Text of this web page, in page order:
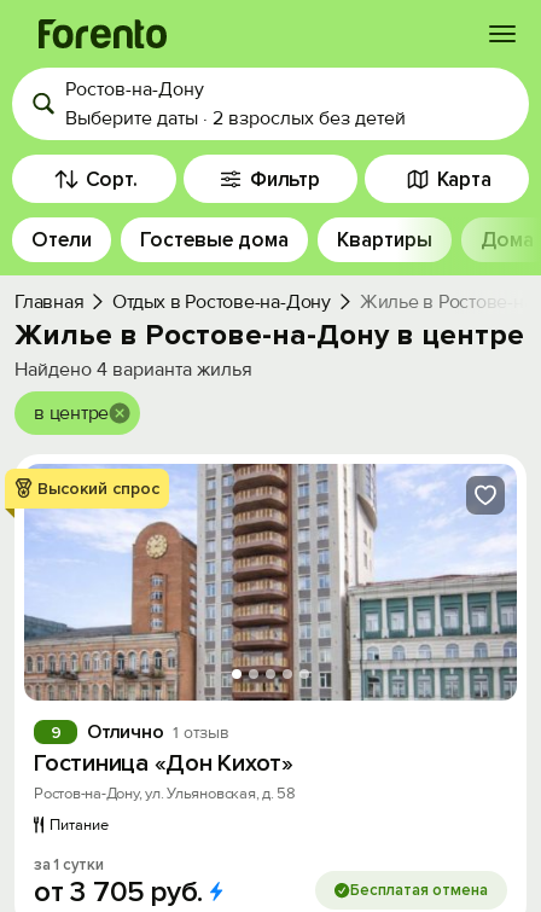
Войти
Избранное
История просмотра
Добавить свой объект
Ростов-на-Дону
Выберите даты · 2 взрослых без детей
Сорт. Фильтр Карта
Отели Гостевые дома Квартиры Дома
Главная Отдых в Ростове-на-Дону Жилье в Ростове-
Жилье в Ростове-на-Дону в центре
Найдено 4 варианта жилья
в центре
Высокий спрос
Отлично 1 отзыв
9
Гостиница «Дон Кихот»
Ростов-на-Дону, ул. Ульяновская, д. 58
Питание
за 1 сутки
от3 705 руб. Бесплатая отмена